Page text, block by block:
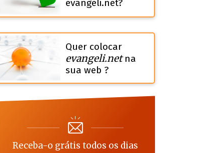
evangeli.net?
Quer colocar
evangeli.netna
sua web ?
Receba-o grátis todos os dias